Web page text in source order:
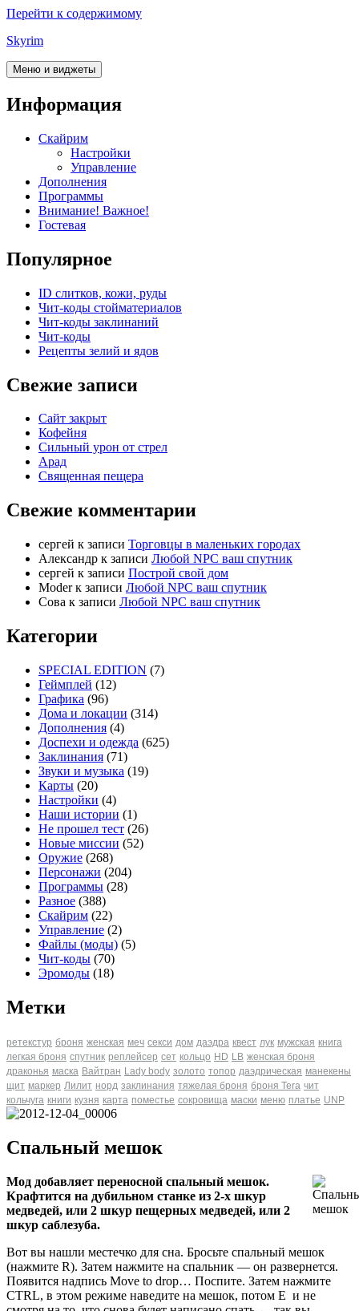
Перейти к содержимому
Skyrim
Меню и виджеты
Информация
Скайрим
Настройки
Управление
Дополнения
Программы
Внимание! Важное!
Гостевая
Популярное
ID слитков, кожи, руды
Чит-коды стойматериалов
Чит-коды заклинаний
Чит-коды
Рецепты зелий и ядов
Свежие записи
Сайт закрыт
Кофейня
Cильный урон от стрел
Арад
Священная пещера
Свежие комментарии
cергей к записи Торговцы в маленьких городах
Александр к записи Любой NPC ваш спутник
cергей к записи Построй свой дом
Moderк записи Любой NPC ваш спутник
Сова к записи Любой NPC ваш спутник
Категории
SPECIAL EDITION (7)
Геймплей (12)
Графика (96)
Дома и локации (314)
Дополнения (4)
Доспехи и одежда (625)
Заклинания (71)
Звуки и музыка (19)
Карты (20)
Настройки (4)
Наши истории (1)
Не прошел тест (26)
Новые миссии (52)
Оружие (268)
Персонажи (204)
Программы (28)
Разное (388)
Скайрим (22)
Управление (2)
Файлы (моды) (5)
Чит-коды (70)
Эромоды (18)
Метки
ретекстур броня женская меч секси дом даэдра квест лук мужская книга
легкая броня спутник реплейсер сет кольцо HD LB женская броня
драконья маска Вайтран Lady body золото топор даэдрическая манекены
щит маркер Лилит норд заклинания тяжелая броня броня Tera чит
кольчуга книги кузня карта поместье сокровища маски меню платье UNP
Спальный мешок
Мод добавляет переносной спальный мешок.
Крафтится на дубильном станке из 2-х шкур
медведей, или 2 шкур пещерных медведей, или 2
шкур саблезуба.
Вот вы нашли местечко для сна. Бросьте спальный мешок
(нажмите R). Затем нажмите на спальник — он развернется.
Появится надпись Move to drop… Поспите. Затем нажмите
CTRL, в этом режиме наведите на мешок, потом E и не